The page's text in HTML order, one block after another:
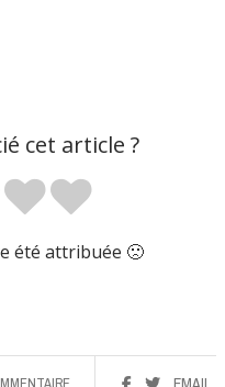
cet article ?
été attribuée 🙁